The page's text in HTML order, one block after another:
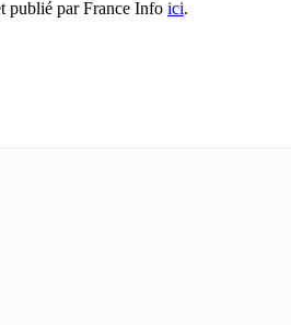
publié par France Info ici.